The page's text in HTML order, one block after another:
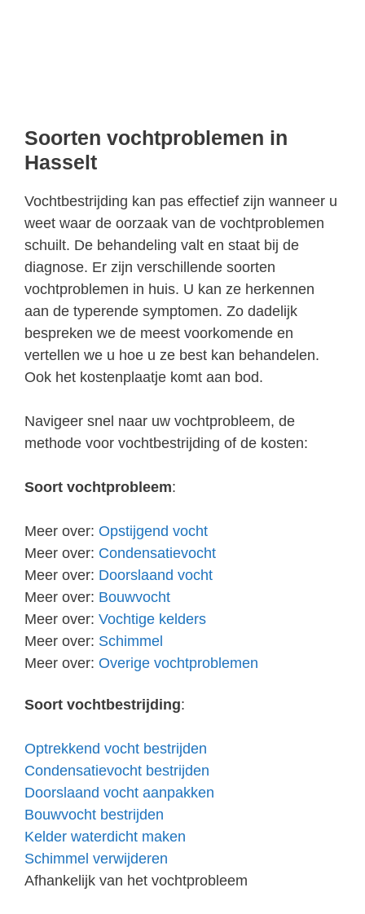
Soorten vochtproblemen in
Hasselt
Vochtbestrijding kan pas effectief zijn wanneer u
weet waar de oorzaak van de vochtproblemen
schuilt. De behandeling valt en staat bij de
diagnose. Er zijn verschillende soorten
vochtproblemen in huis. U kan ze herkennen
aan de typerende symptomen. Zo dadelijk
bespreken we de meest voorkomende en
vertellen we u hoe u ze best kan behandelen.
Ook het kostenplaatje komt aan bod.
Navigeer snel naar uw vochtprobleem, de
methode voor vochtbestrijding of de kosten:
Soort vochtprobleem:
Meer over: Opstijgend vocht
Meer over: Condensatievocht
Meer over: Doorslaand vocht
Meer over: Bouwvocht
Meer over: Vochtige kelders
Meer over: Schimmel
Meer over: Overige vochtproblemen
Soort vochtbestrijding:
Optrekkend vocht bestrijden
Condensatievocht bestrijden
Doorslaand vocht aanpakken
Bouwvocht bestrijden
Kelder waterdicht maken
Schimmel verwijderen
Afhankelijk van het vochtprobleem